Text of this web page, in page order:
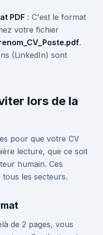
PDF : C'est le format
votre fichier
.
(LinkedIn) sont
lors de la
pour que votre CV
lecture, que ce soit
humain. Ces
les secteurs.
de 2 pages, vous